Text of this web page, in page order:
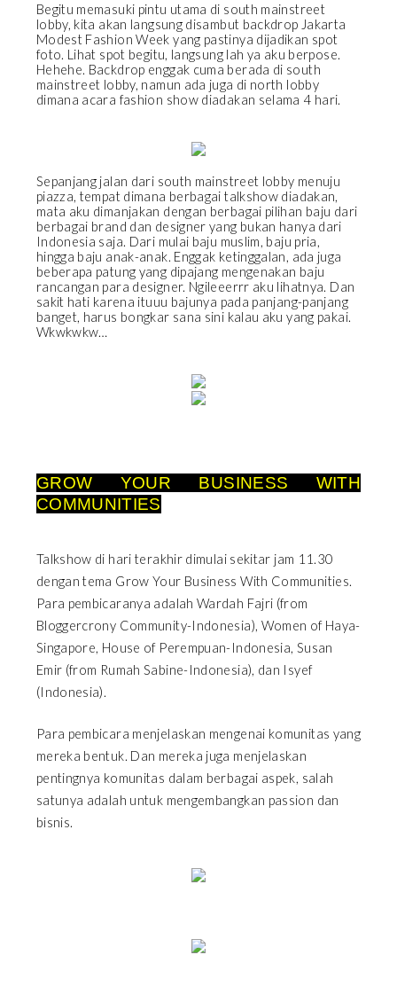
Begitu memasuki pintu utama di south mainstreet
lobby, kita akan langsung disambut backdrop Jakarta
Modest Fashion Week yang pastinya dijadikan spot
foto. Lihat spot begitu, langsung lah ya aku berpose.
Hehehe. Backdrop enggak cuma berada di south
mainstreet lobby, namun ada juga di north lobby
dimana acara fashion show diadakan selama 4 hari.
Sepanjang jalan dari south mainstreet lobby menuju
piazza, tempat dimana berbagai talkshow diadakan,
mata aku dimanjakan dengan berbagai pilihan baju dari
berbagai brand dan designer yang bukan hanya dari
Indonesia saja. Dari mulai baju muslim, baju pria,
hingga baju anak-anak. Enggak ketinggalan, ada juga
beberapa patung yang dipajang mengenakan baju
rancangan para designer. Ngileeerrr aku lihatnya. Dan
sakit hati karena ituuu bajunya pada panjang-panjang
banget, harus bongkar sana sini kalau aku yang pakai.
Wkwkwkw…
GROW YOUR BUSINESS WITH
COMMUNITIES
Talkshow di hari terakhir dimulai sekitar jam 11.30
dengan tema Grow Your Business With Communities.
Para pembicaranya adalah Wardah Fajri (from
Bloggercrony Community-Indonesia), Women of Haya-
Singapore, House of Perempuan-Indonesia, Susan
Emir (from Rumah Sabine-Indonesia), dan Isyef
(Indonesia).
Para pembicara menjelaskan mengenai komunitas yang
mereka bentuk. Dan mereka juga menjelaskan
pentingnya komunitas dalam berbagai aspek, salah
satunya adalah untuk mengembangkan passion dan
bisnis.